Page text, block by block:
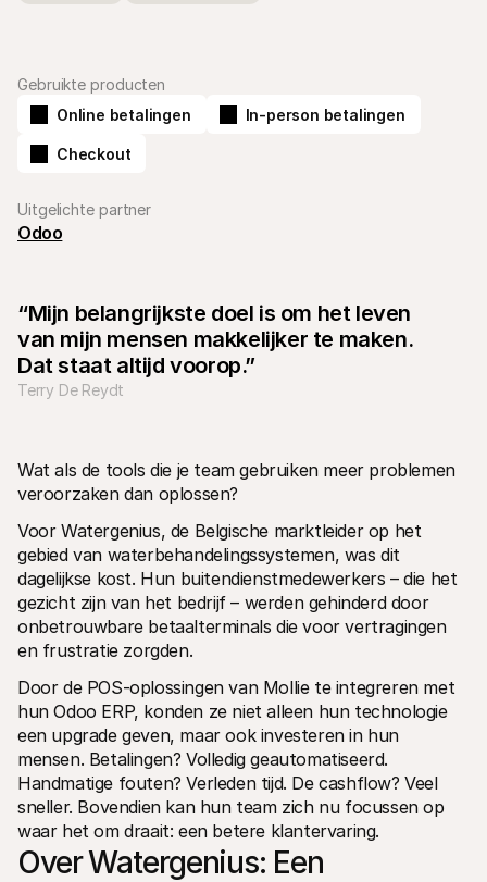
Technische documentatie
Libraries
Integreer Mollie met kant-en-klare pakketten
Discord community
Prijzen
Bekijk onze tarieven
Over ons
Maak kennis met ons verhaal en
onze waarden
Nieuws
vacatures!
Contact
Voor consumenten
Waarom zie je Mollie op je bankafschrift?
Voor Mollie-klanten
Neem contact op met Customer Support
Contact met sales
Ontdek hoe we jouw bedrijf kunnen helpen
“Mijn belangrijkste doel is om het leven
van mijn mensen makkelijker te maken.
Dat staat altijd voorop.”
Terry De Reydt
Wat als de tools die je team gebruiken meer problemen
veroorzaken dan oplossen?
Voor Watergenius, de Belgische marktleider op het
gebied van waterbehandelingssystemen, was dit
dagelijkse kost. Hun buitendienstmedewerkers – die het
gezicht zijn van het bedrijf – werden gehinderd door
onbetrouwbare betaalterminals die voor vertragingen
en frustratie zorgden.
Door de POS-oplossingen van Mollie te integreren met
hun Odoo ERP, konden ze niet alleen hun technologie
een upgrade geven, maar ook investeren in hun
mensen. Betalingen? Volledig geautomatiseerd.
Handmatige fouten? Verleden tijd. De cashflow? Veel
sneller. Bovendien kan hun team zich nu focussen op
waar het om draait: een betere klantervaring.
Over Watergenius: Een
Gebruikte producten
Online betalingen
In-person betalingen
Checkout
Uitgelichte partner
Odoo